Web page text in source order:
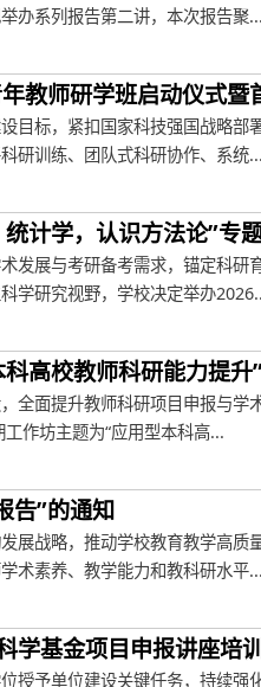
办系列报告第二讲，本次报告聚...
教师研学班启动仪式暨
目标，紧扣国家科技强国战略部
研训练、团队式科研协作、系统...
计学，认识方法论”专
发展与考研备考需求，锚定科研
学研究视野，学校决定举办
高校教师科研能力提升
面提升教师科研项目申报与学
作坊主题为“应用型本科高...
告”的通知
展战略，推动学校教育教学高质
术素养、教学能力和教科研水平...
学基金项目申报讲座培
授予单位建设关键任务，持续强